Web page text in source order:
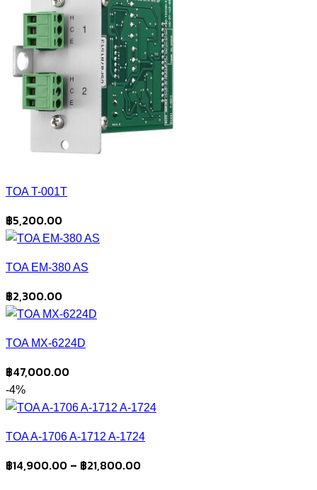
TOA T-001T
฿5,200.00
TOA EM-380 AS
฿2,300.00
TOA MX-6224D
฿47,000.00
-4%
TOA A-1706 A-1712 A-1724
฿14,900.00 – ฿21,800.00Price